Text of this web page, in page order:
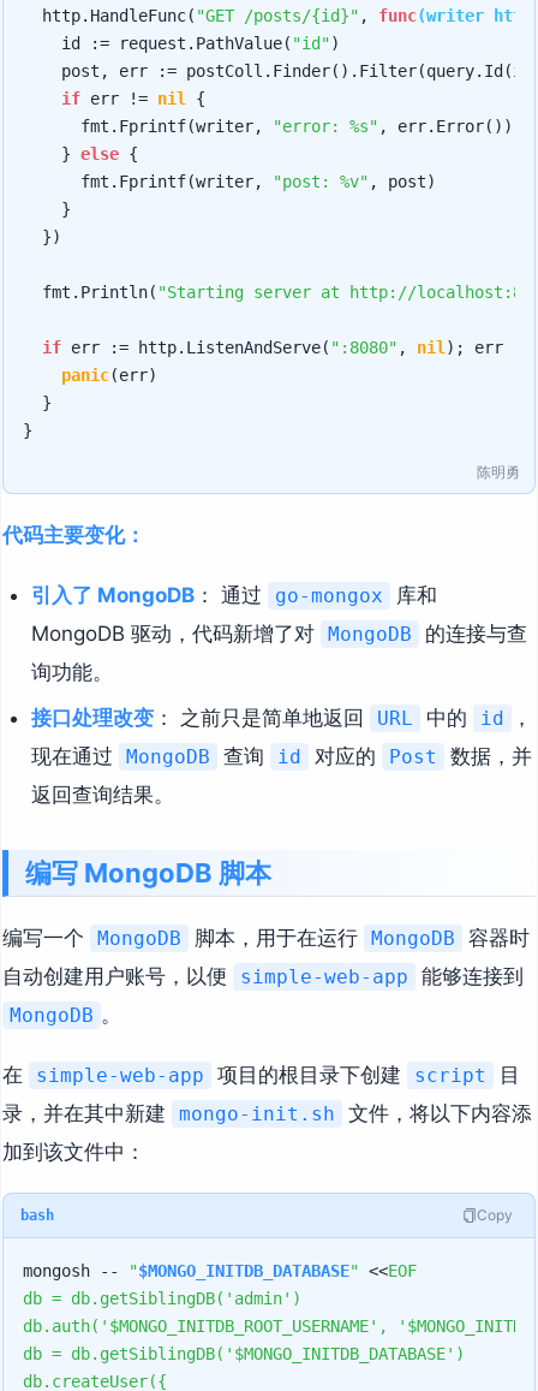
	http.HandleFunc(
"GET /posts/{id}" , func(writer
		id := request.PathValue(
"id")
if err != nil
{
			fmt.Fprintf(writer,
"error: %s" , err.Error())
		}
else {
			fmt.Fprintf(writer,
"post: %v" , post)
	fmt.Println(
"Starting server at http://
if err := http.ListenAndServe( ":8080" , nil ); err
panic(err)
陈明勇
代码主要变化：
引入了 MongoDB： 通过 go-mongox
库和
MongoDB 驱动，代码新增了对 MongoDB
的连接与查
询功能。
接口处理改变： 之前只是简单地返回 URL 中的 id
，
现在通过
MongoDB 查询 id 对应的 Post
数据，并
返回查询结果。
编写 MongoDB 脚本
编写一个 MongoDB 脚本，用于在运行 MongoDB
容器时
自动创建用户账号，以便
simple-web-app 能够连接到
MongoDB 。
在 simple-web-app 项目的根目录下创建 script
目
录，并在其中新建
mongo-init.sh
文件，将以下内容添
加到该文件中：
bash Copy
mongosh -- "$MONGO_INITDB_DATABASE" <<EOF
db = db.getSiblingDB('admin')
db.auth('$MONGO_INITDB_ROOT_USERNAME',
db = db.getSiblingDB('$MONGO_INITDB_DATABASE')
db.createUser({